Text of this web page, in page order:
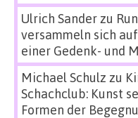
Ulrich Sanderzu
versammeln sich
einer Gedenk- und
Michael Schulz zu
Schachclub: Kunst
Formen der